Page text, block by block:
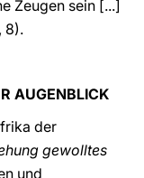
Zeugen sein [...]
8).
AUGENBLICK
der
gewolltes
und